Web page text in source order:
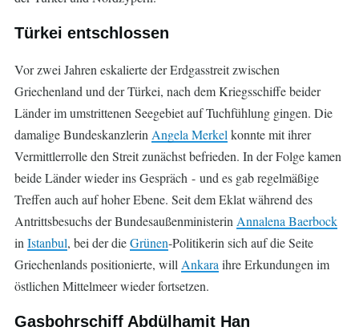
Türkei entschlossen
Vor zwei Jahren eskalierte der Erdgasstreit zwischen
Griechenland und der Türkei, nach dem Kriegsschiffe beider
Länder im umstrittenen Seegebiet auf Tuchfühlung gingen. Die
damalige Bundeskanzlerin Angela Merkel konnte mit ihrer
Vermittlerrolle den Streit zunächst befrieden. In der Folge kamen
beide Länder wieder ins Gespräch - und es gab regelmäßige
Treffen auch auf hoher Ebene. Seit dem Eklat während des
Antrittsbesuchs der Bundesaußenministerin Annalena Baerbock
in Istanbul, bei der dieGrünen-Politikerin sich auf die Seite
Griechenlands positionierte, will Ankara ihre Erkundungen im
östlichen Mittelmeer wieder fortsetzen.
Gasbohrschiff Abdülhamit Han